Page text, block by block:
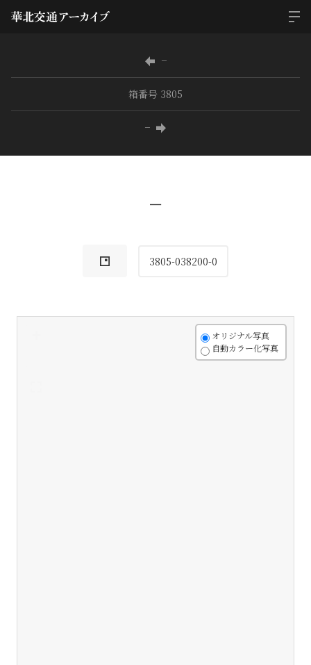
−
箱番号 3805
−
−
3805-038200-0
オリジナル写真
自動カラー化写真